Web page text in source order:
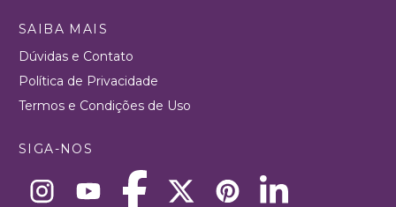
SAIBA MAIS
Dúvidas e Contato
Política de Privacidade
Termos e Condições de Uso
SIGA-NOS